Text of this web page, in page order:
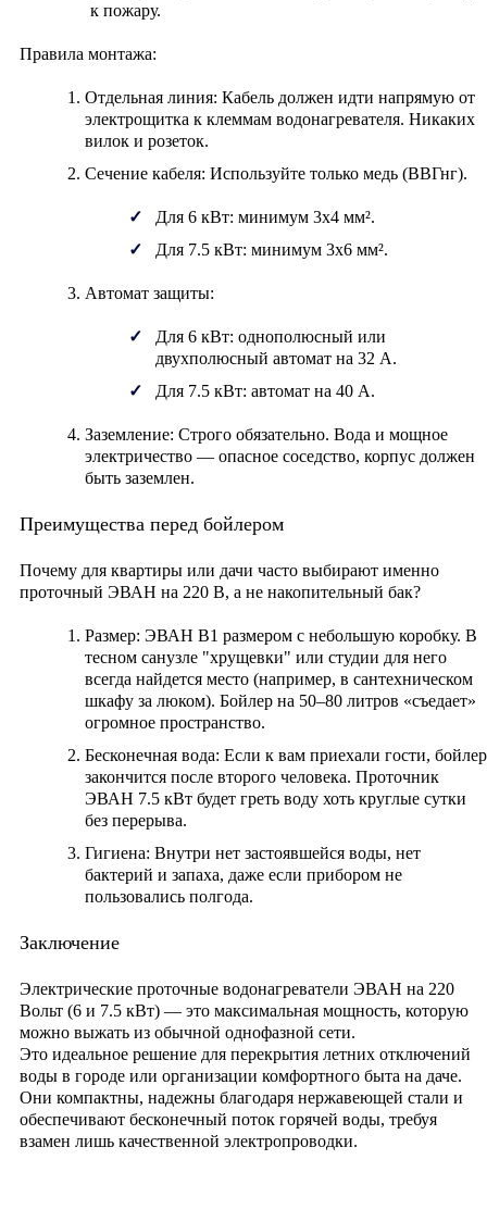
к пожару.
Правила монтажа:
Отдельная линия: Кабель должен идти напрямую от
электрощитка к клеммам водонагревателя. Никаких
вилок и розеток.
Сечение кабеля: Используйте только медь (ВВГнг).
Для 6 кВт: минимум 3х4 мм².
Для 7.5 кВт: минимум 3х6 мм².
Автомат защиты:
Для 6 кВт: однополюсный или
двухполюсный автомат на 32 А.
Для 7.5 кВт: автомат на 40 А.
Заземление: Строго обязательно. Вода и мощное
электричество — опасное соседство, корпус должен
быть заземлен.
Преимущества перед бойлером
Почему для квартиры или дачи часто выбирают именно
проточный ЭВАН на 220 В, а не накопительный бак?
Размер: ЭВАН В1 размером с небольшую коробку. В
тесном санузле "хрущевки" или студии для него
всегда найдется место (например, в сантехническом
шкафу за люком). Бойлер на 50–80 литров «съедает»
огромное пространство.
Бесконечная вода: Если к вам приехали гости, бойлер
закончится после второго человека. Проточник
ЭВАН 7.5 кВт будет греть воду хоть круглые сутки
без перерыва.
Гигиена: Внутри нет застоявшейся воды, нет
бактерий и запаха, даже если прибором не
пользовались полгода.
Заключение
Электрические проточные водонагреватели ЭВАН на 220
Вольт (6 и 7.5 кВт) — это максимальная мощность, которую
можно выжать из обычной однофазной сети.
Это идеальное решение для перекрытия летних отключений
воды в городе или организации комфортного быта на даче.
Они компактны, надежны благодаря нержавеющей стали и
обеспечивают бесконечный поток горячей воды, требуя
взамен лишь качественной электропроводки.